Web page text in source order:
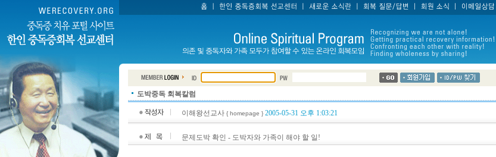
도박중독 회복칼럼
이해왕선교사 { homepage } 2005-05-31 오후 1:03:21
문제도박 확인 - 도박자와 가족이 해야 할 일!